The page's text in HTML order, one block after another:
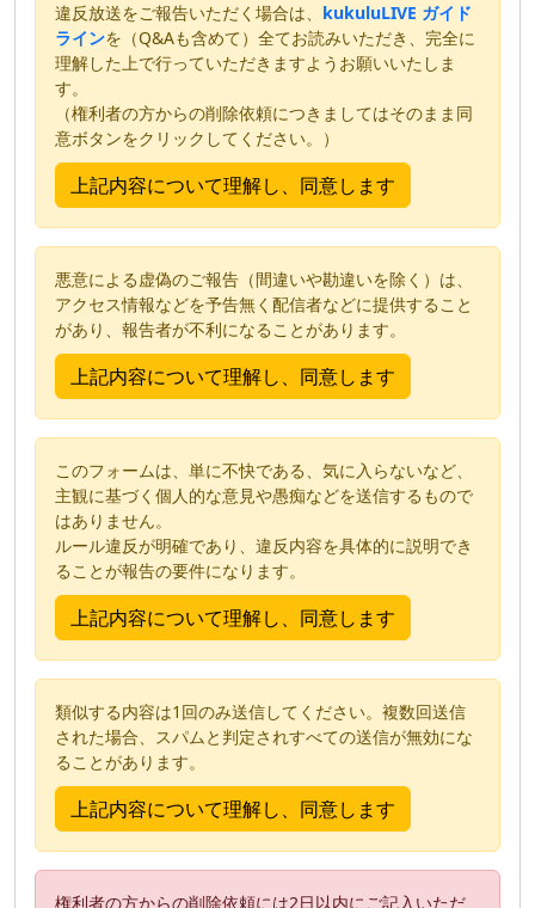
違反放送をご報告いただく場合は、 kukuluLIVE ガイド
ラインを（Q&Aも含めて）全てお読みいただき、完全に
理解した上で行っていただきますようお願いいたしま
す。
（権利者の方からの削除依頼につきましてはそのまま同
意ボタンをクリックしてください。）
悪意による虚偽のご報告（間違いや勘違いを除く）は、
アクセス情報などを予告無く配信者などに提供すること
があり、報告者が不利になることがあります。
このフォームは、単に不快である、気に入らないなど、
主観に基づく個人的な意見や愚痴などを送信するもので
はありません。
ルール違反が明確であり、違反内容を具体的に説明でき
ることが報告の要件になります。
類似する内容は1回のみ送信してください。複数回送信
された場合、スパムと判定されすべての送信が無効にな
ることがあります。
権利者の方からの削除依頼には2日以内にご記入いただ